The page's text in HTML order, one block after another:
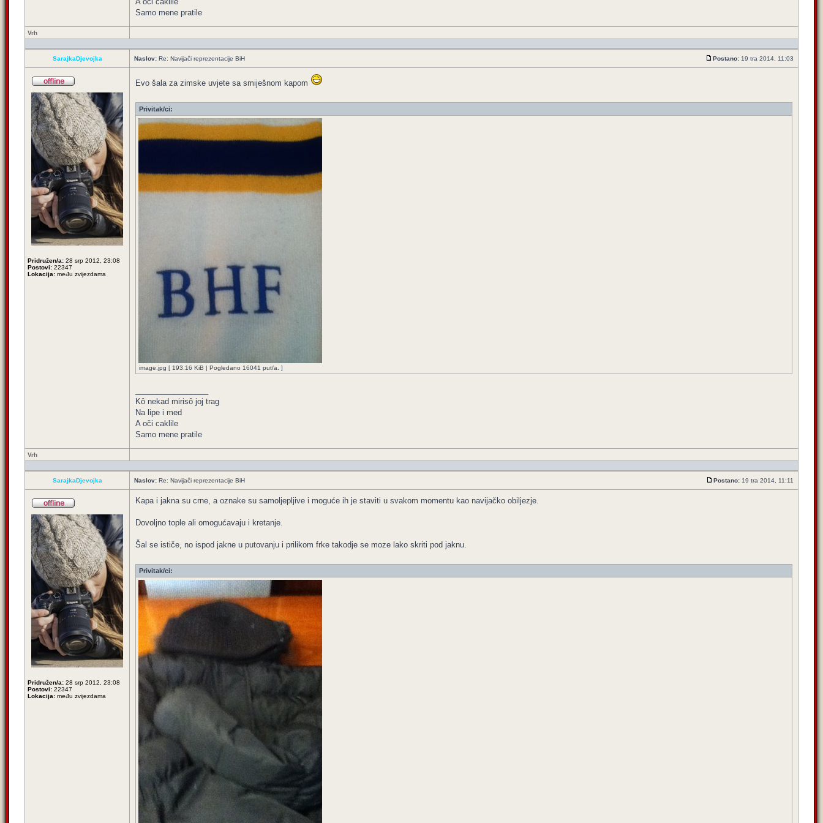
Samo mene pratile
Vrh
SarajkaDjevojka Naslov: Re: Navijači reprezentacije BiH Postano: 19 tra 2014, 11:03
Pridružen/a: 28 srp 2012, 23:08
Postovi: 22347
Lokacija: među zvijezdama
Evo šala za zimske uvjete sa smiješnom kapom
Privitak/ci:
image.jpg [ 193.16 KiB | Pogledano 16041 put/a. ]
Kô nekad mirisô joj trag
Na lipe i med
A oči caklile
Samo mene pratile
Vrh
SarajkaDjevojka Naslov: Re: Navijači reprezentacije BiH Postano: 19 tra 2014, 11:11
Pridružen/a: 28 srp 2012, 23:08
Postovi: 22347
Lokacija: među zvijezdama
Kapa i jakna su crne, a oznake su samoljepljive i moguće ih je staviti u svakom momentu kao navijačko obiljezje.
Dovoljno tople ali omogućavaju i kretanje.
Šal se ističe, no ispod jakne u putovanju i prilikom frke takodje se moze lako skriti pod jaknu.
Privitak/ci: